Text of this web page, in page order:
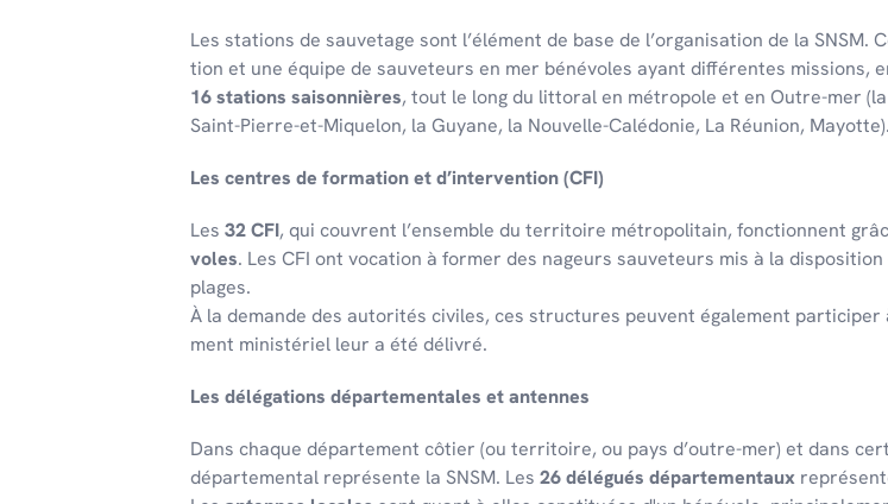
Les stations de sauve­tage sont l’élé­ment de base de l’or­ga­ni­sa­tion de la
tion et une équipe de sauveteurs en mer bénévoles ayant différentes missions,
16 stations saison­nières, tout le long du litto­ral en métro­pole et en Outre-mer
Saint-Pierre-et-Mique­lon, la Guyane, la Nouvelle-Calé­do­nie, La Réunion, Mayotte).
Les centres de forma­tion et d’in­ter­ven­tion (CFI)
Les 32 CFI, qui couvrent l’en­semble du terri­toire métro­po­li­tain, fonc­tionnent
voles. Les CFI ont voca­tion à former des nageurs sauve­teurs mis à la
plages.
À la demande des auto­ri­tés civiles, ces struc­tures peuvent égale­ment
ment minis­té­riel leur a été déli­vré.
Les délé­ga­tions dépar­te­men­tales et antennes
Dans chaque dépar­te­ment côtier (ou terri­toire, ou pays d’outre-mer) et dans
dépar­te­men­tal repré­sente la SNSM. Les 26 délégués départementaux